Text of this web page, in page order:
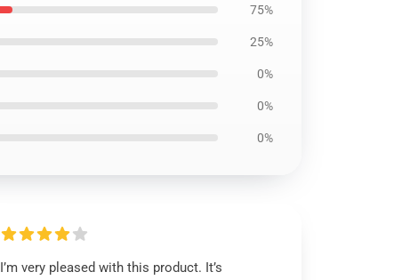
75%
25%
0%
0%
0%
I’m very pleased with this product. It’s